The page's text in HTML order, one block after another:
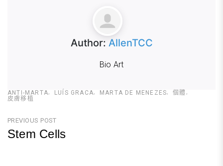
Author: AllenTCC
Bio Art
ANTI-MARTA LUÍS GRACA MARTA DE MENEZES
個體
皮膚移植
文
章
PREVIOUS POST
Stem Cells